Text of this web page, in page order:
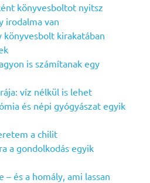
könyvesboltot nyitsz
irodalma van
könyvesbolt kirakatában
is számítanak egy
víz nélkül is lehet
és népi gyógyászat egyik
a chilit
a gondolkodás egyik
– és a homály, ami lassan